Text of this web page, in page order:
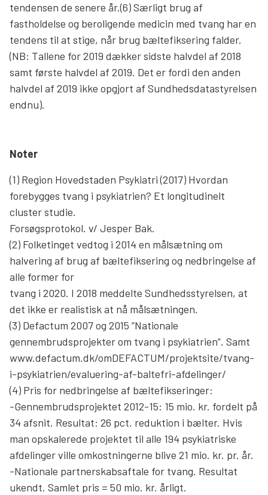
tendensen de senere år.(6) Særligt brug af
fastholdelse og beroligende medicin med tvang har en
tendens til at stige, når brug bæltefiksering falder.
(NB: Tallene for 2019 dækker sidste halvdel af 2018
samt første halvdel af 2019. Det er fordi den anden
halvdel af 2019 ikke opgjort af Sundhedsdatastyrelsen
endnu).
Noter
(1) Region Hovedstaden Psykiatri (2017) Hvordan
forebygges tvang i psykiatrien? Et longitudinelt
cluster studie.
Forsøgsprotokol. v/ Jesper Bak.
(2) Folketinget vedtog i 2014 en målsætning om
halvering af brug af bæltefiksering og nedbringelse af
alle former for
tvang i 2020. I 2018 meddelte Sundhedsstyrelsen, at
det ikke er realistisk at nå målsætningen.
(3) Defactum 2007 og 2015 ”Nationale
gennembrudsprojekter om tvang i psykiatrien”. Samt
www.defactum.dk/omDEFACTUM/projektsite/tvang-
i-psykiatrien/evaluering-af-baltefri-afdelinger/
(4) Pris for nedbringelse af bæltefikseringer:
-Gennembrudsprojektet 2012-15: 15 mio. kr. fordelt på
34 afsnit. Resultat: 26 pct. reduktion i bælter. Hvis
man opskalerede projektet til alle 194 psykiatriske
afdelinger ville omkostningerne blive 21 mio. kr. pr. år.
-Nationale partnerskabsaftale for tvang. Resultat
ukendt. Samlet pris = 50 mio. kr. årligt.